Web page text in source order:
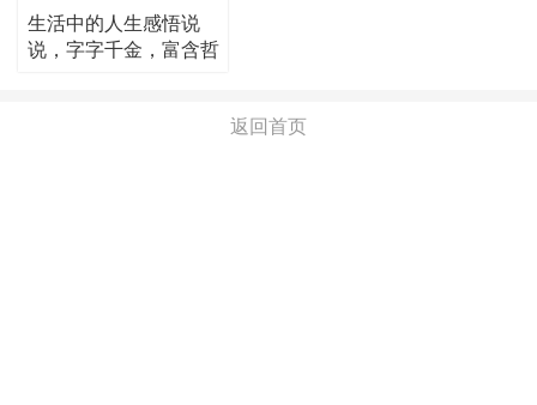
生活中的人生感悟说
说，字字千金，富含哲
返回首页